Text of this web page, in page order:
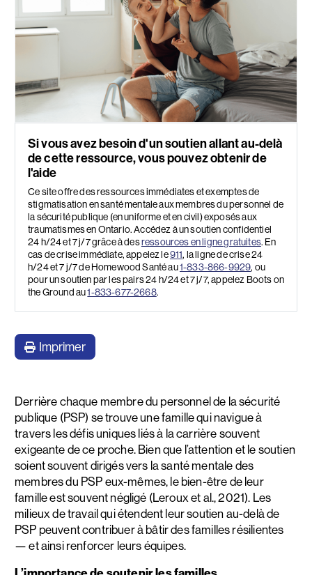
Si vous avez besoin d'un soutien allant au-delà
de cette ressource, vous pouvez obtenir de
l'aide
Ce site offre des ressources immédiates et exemptes de
stigmatisation en santé mentale aux membres du personnel de
la sécurité publique (en uniforme et en civil) exposés aux
traumatismes en Ontario. Accédez à un soutien confidentiel
24 h/24 et 7 j/7 grâce à desressources en ligne gratuites. En
cas de crise immédiate, appelez le911, la ligne de crise 24
h/24 et 7 j/7 de Homewood Santé au1-833-866-9929, ou
pour un soutien par les pairs 24 h/24 et 7 j/7, appelez Boots on
the Ground au1-833-677-2668.
Imprimer
Derrière chaque membre du personnel de la sécurité
publique (PSP) se trouve une famille qui navigue à
travers les défis uniques liés à la carrière souvent
exigeante de ce proche. Bien que l’attention et le soutien
soient souvent dirigés vers la santé mentale des
membres du PSP eux-mêmes, le bien-être de leur
famille est souvent négligé (Leroux et al., 2021). Les
milieux de travail qui étendent leur soutien au-delà de
PSP peuvent contribuer à bâtir des familles résilientes
— et ainsi renforcer leurs équipes.